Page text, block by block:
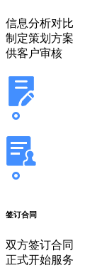
信息分析对比
制定策划方案
供客户审核
签订合同
双方签订合同
正式开始服务